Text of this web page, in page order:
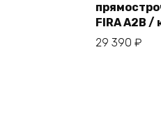
FIRA A2B /
29 390 ₽